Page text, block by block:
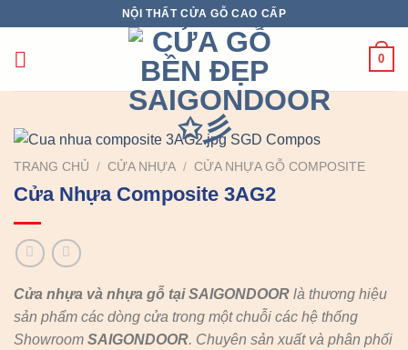
nội
NỘI THẤT CỬA GỖ CAO CẤP
0
TRANG CHỦ / CỬA NHỰA / CỬA NHỰA GỖ COMPOSITE
Cửa Nhựa Composite 3AG2
Cửa nhựa và nhựa gỗ tại SAIGONDOOR là thương hiệu
sản phẩm các dòng cửa trong một chuỗi các hệ thống
Showroom SAIGONDOOR. Chuyên sản xuất và phân phối